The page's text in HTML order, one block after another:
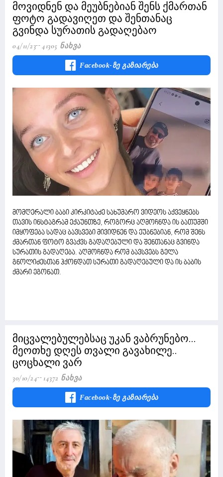
მოვიდნენ და მეუბნებიან შენს ქმართან
ფოტო გადავიღეთ და შენთანაც
გვინდა სურათის გადაღებაო
04/11/23 41305 Ნახვა
Facebook-Ზე Გაზიარება
მომღერალი ბაბი კირკიტაძე სახუმარო ვიდეოს აქვეყნებს
თავის ინსტაგრამ ექაუნთზე, როგორც აღმოჩნდა ის ბათუმში
იმყოფება სადაც ბავსვები მივიდნენ და ეუბნებიან, რომ შენს
ქმართან ფოტო გვაქვს გადაღებული და შენთანაც გვინდა
სურათის გადაღება. აღმოჩნდა რომ ბავსვებს გელა
გნოლიძესთან ჰქონდათ სურათი გადაღებული და ის ბაბის
ქმარი ეგონათ.
მიცვალებულებსაც უკან ვაბრუნებო...
მეოთხე დღეს თვალი გავახილე..
ცოცხალი ვარ
30/10/24 14372 Ნახვა
Facebook-Ზე Გაზიარება